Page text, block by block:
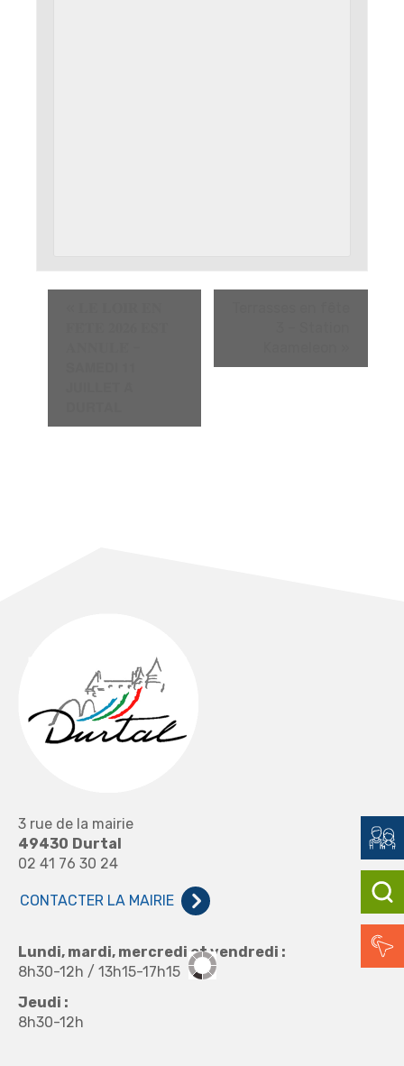
3 rue de la mairie
49430 Durtal
02 41 76 30 24
CONTACTER LA MAIRIE
Lundi, mardi, mercredi et vendredi :
8h30-12h / 13h15-17h15
Jeudi :
8h30-12h